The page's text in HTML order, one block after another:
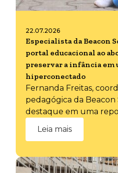
22.07.2026
Especialista da Beacon
portal educacional ao
preservar a infância em
hiperconectado
Fernanda Freitas,
pedagógica da Beacon
destaque em uma
Leia mais